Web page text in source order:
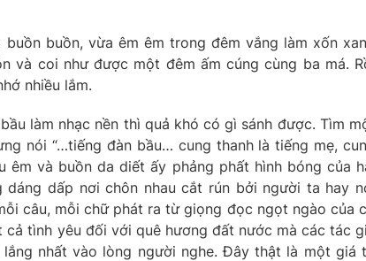
buồn, vừa êm êm trong đêm vắng làm xốn
và coi như được một đêm ấm cúng cùng ba má.
nhiều lắm.
làm nhạc nền thì quả khó có gì sánh được. Tìm
nói “…tiếng đàn bầu… cung thanh là tiếng mẹ,
êm và buồn da diết ấy phảng phất hình bóng của
dấp nơi chôn nhau cắt rún bởi người ta hay
câu, mỗi chữ phát ra từ giọng đọc ngọt ngào của
tình yêu đối với quê hương đất nước mà các tác
nhất vào lòng người nghe. Đây thật là một giá